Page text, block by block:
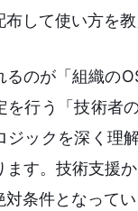
布して使い方を
るのが「組織の
を行う「技術者
ジックを深く理
ます。技術支援
条件となってい